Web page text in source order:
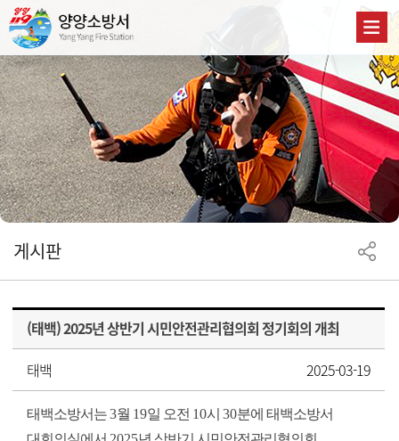
게시판
(태백) 2025년 상반기 시민안전관리협의회 정기회의 개최
태백
2025-03-19
태백소방서는3월 19일 오전 10시 30분에 태백소방서